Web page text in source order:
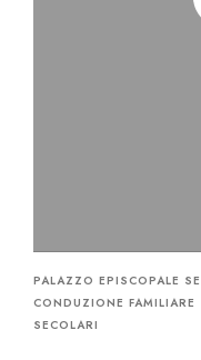
PALAZZO EPISCOPALE
CONDUZIONE FAMILIARE
SECOLARI